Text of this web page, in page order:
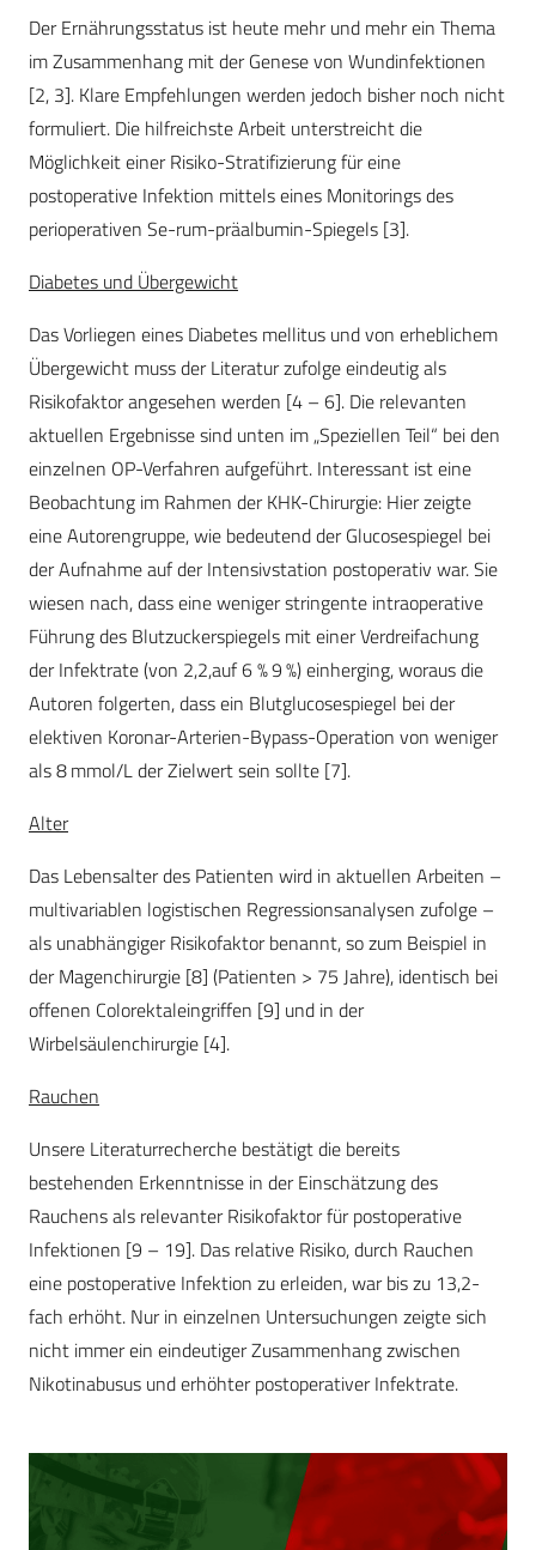
Der Ernährungsstatus ist heute mehr und mehr ein Thema
im Zusammenhang mit der Genese von Wundinfektionen
[2, 3]. Klare Empfehlungen werden jedoch bisher noch nicht
formuliert. Die hilfreichste Arbeit unterstreicht die
Möglichkeit einer Risiko-Stratifizierung für eine
postoperative Infektion mittels eines Monitorings des
perioperativen Se-rum-präalbumin-Spiegels [3].
Diabetes und Übergewicht
Das Vorliegen eines Diabetes mellitus und von erheblichem
Übergewicht muss der Literatur zufolge eindeutig als
Risikofaktor angesehen werden [4 – 6]. Die relevanten
aktuellen Ergebnisse sind unten im „Speziellen Teil“ bei den
einzelnen OP-Verfahren aufgeführt. Interessant ist eine
Beobachtung im Rahmen der KHK-Chirurgie: Hier zeigte
eine Autorengruppe, wie bedeutend der Glucosespiegel bei
der Aufnahme auf der Intensivstation postoperativ war. Sie
wiesen nach, dass eine weniger stringente intraoperative
Führung des Blutzuckerspiegels mit einer Verdreifachung
der Infektrate (von 2,2
% auf 6,9 %) einherging, woraus die
Autoren folgerten, dass ein Blutglucosespiegel bei der
elektiven Koronar-Arterien-Bypass-Operation von weniger
als 8 mmol/L der Zielwert sein sollte [7].
Alter
Das Lebensalter des Patienten wird in aktuellen Arbeiten –
multivariablen logistischen Regressionsanalysen zufolge –
als unabhängiger Risikofaktor benannt, so zum Beispiel in
der Magenchirurgie [8] (Patienten > 75 Jahre), identisch bei
offenen Colorektaleingriffen [9] und in der
Wirbelsäulenchirurgie [4].
Rauchen
Unsere Literaturrecherche bestätigt die bereits
bestehenden Erkenntnisse in der Einschätzung des
Rauchens als relevanter Risikofaktor für postoperative
Infektionen [9 – 19]. Das relative Risiko, durch Rauchen
eine postoperative Infektion zu erleiden, war bis zu 13,2-
fach erhöht. Nur in einzelnen Untersuchungen zeigte sich
nicht immer ein eindeutiger Zusammenhang zwischen
Nikotinabusus und erhöhter postoperativer Infektrate.